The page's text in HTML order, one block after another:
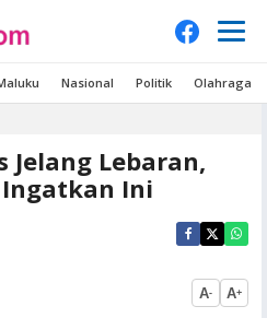
Nasional Politik Olahraga
Jelang Lebaran,
Ini
A- A+